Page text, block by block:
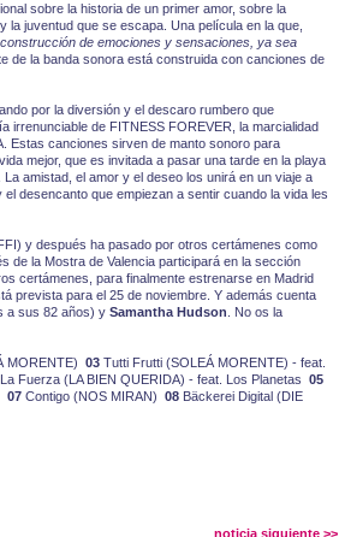
sobre la historia de un primer amor, sobre la
juventud que se escapa. Una película en la que,
de emociones y sensaciones, ya sea
de la banda sonora está construida con canciones de
por la diversión y el descaro rumbero que
irrenunciable de FITNESS FOREVER, la marcialidad
Estas canciones sirven de manto sonoro para
mejor, que es invitada a pasar una tarde en la playa
amistad, el amor y el deseo los unirá en un viaje a
desencanto que empiezan a sentir cuando la vida les
y después ha pasado por otros certámenes como
de la Mostra de Valencia participará en la sección
certámenes, para finalmente estrenarse en Madrid
prevista para el 25 de noviembre. Y además cuenta
a sus 82 años) y Samantha Hudson . No os la
MORENTE) 03Tutti Frutti (SOLEÁ MORENTE) - feat.
Fuerza (LA BIEN QUERIDA) - feat. Los Planetas 05
07Contigo (NOS MIRAN) 08Bäckerei Digital (DIE
noticia siguiente >>